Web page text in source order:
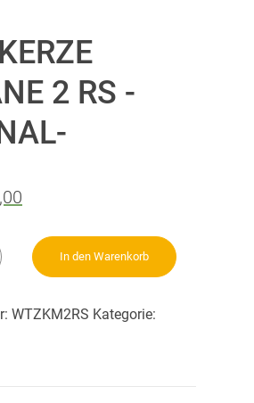
2 RS -
In den Warenkorb
WTZKM2RS Kategorie: